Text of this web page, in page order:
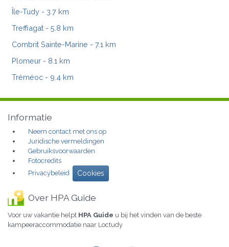
Île-Tudy - 3.7 km
Treffiagat - 5.8 km
Combrit Sainte-Marine - 7.1 km
Plomeur - 8.1 km
Tréméoc - 9.4 km
Informatie
Neem contact met ons op
Juridische vermeldingen
Gebruiksvoorwaarden
Fotocredits
Privacybeleid
Cookies
Over HPA Guide
Voor uw vakantie helpt HPA Guide u bij het vinden van de beste
kampeeraccommodatie naar Loctudy